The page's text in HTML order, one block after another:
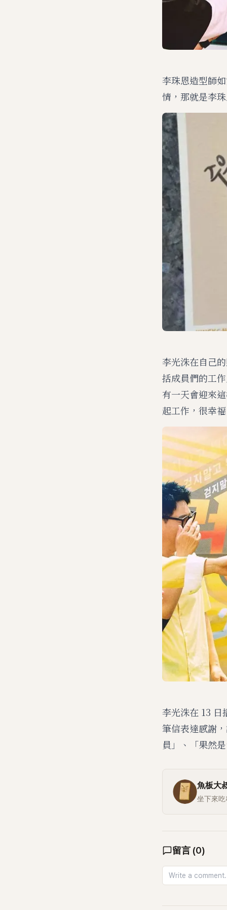
李珠恩造型師
情，那就是李
李光洙在自己
括成員們的工
有一天會迎來
起工作，很幸
李光洙在 13
筆信表達感謝
員」、「果然
魚板大
坐下來
留言 (0)